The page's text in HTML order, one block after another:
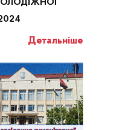
Детальніше